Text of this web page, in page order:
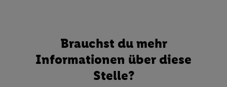
Brauchst du mehr
Informationen über diese
Stelle?